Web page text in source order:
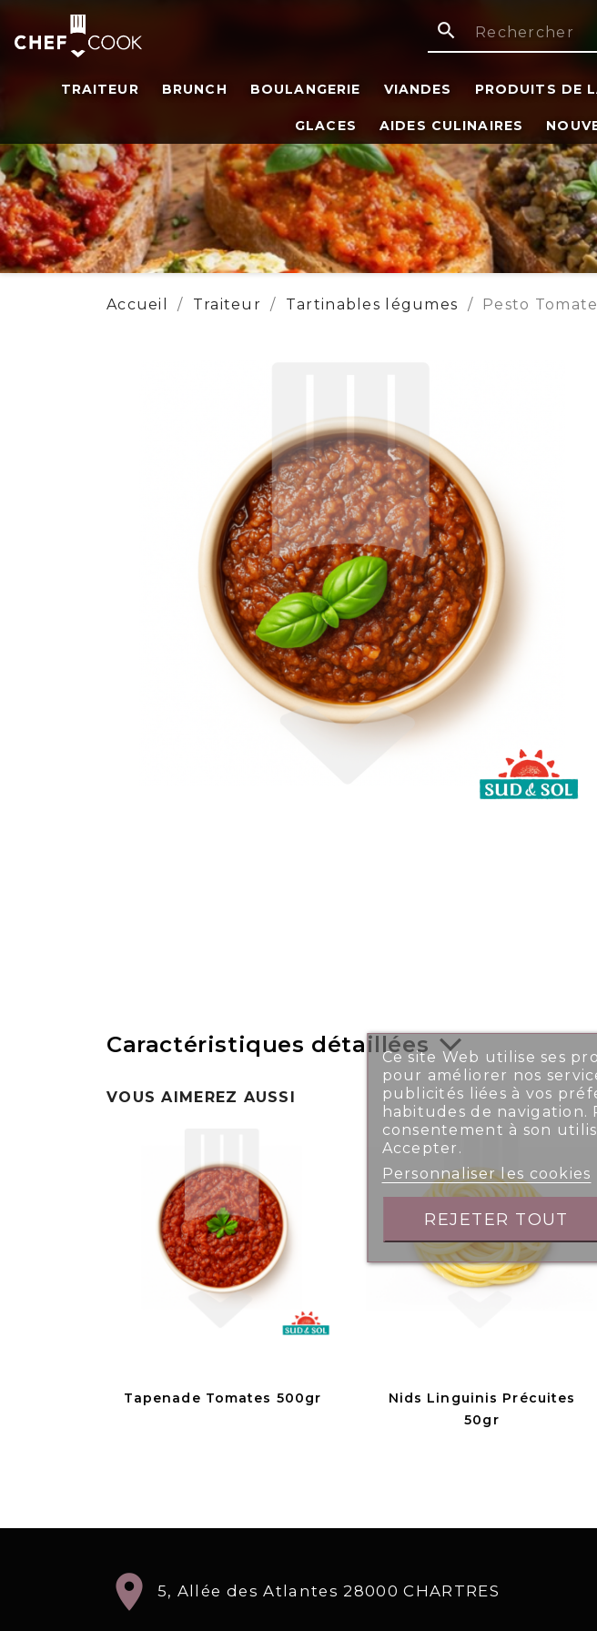
search
TRAITEUR BRUNCH BOULANGERIE VIANDES PRODUITS DE
GLACES AIDES CULINAIRES
Accueil Traiteur Tartinables légumes Pesto
Caractéristiques détaillées
VOUS AIMEREZ AUSSI
Tapenade Tomates 500gr
Nids Linguinis Précuites
50gr
location_on 5, Allée des Atlantes 28000 CHARTRES
Ce site Web utilise ses
pour améliorer nos
publicités liées à vos
habitudes de
consentement à son
Accepter.
Personnaliser les cookies
REJETER TOUT